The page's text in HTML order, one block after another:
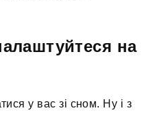
на
у вас зі сном. Ну і з